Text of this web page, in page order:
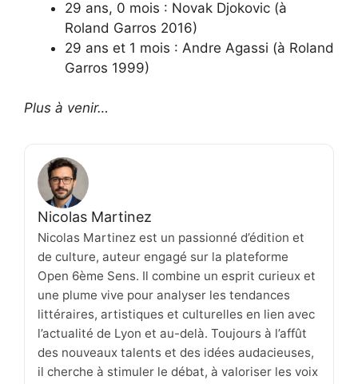
29 ans, 0 mois : Novak Djokovic (à
Roland Garros 2016)
29 ans et 1 mois : Andre Agassi (à Roland
Garros 1999)
Plus à venir…
Nicolas Martinez
Nicolas Martinez est un passionné d’édition et
de culture, auteur engagé sur la plateforme
Open 6ème Sens. Il combine un esprit curieux et
une plume vive pour analyser les tendances
littéraires, artistiques et culturelles en lien avec
l’actualité de Lyon et au-delà. Toujours à l’affût
des nouveaux talents et des idées audacieuses,
il cherche à stimuler le débat, à valoriser les voix